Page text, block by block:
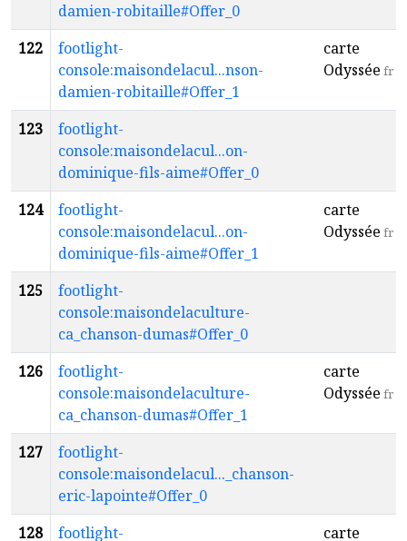
damien-robitaille#Offer_0
122
footlight-
console:maisondelacul...nson-
damien-robitaille#Offer_1
carte
Odyssée fr
123
footlight-
console:maisondelacul...on-
dominique-fils-aime#Offer_0
124
footlight-
console:maisondelacul...on-
dominique-fils-aime#Offer_1
carte
Odyssée fr
125
footlight-
console:maisondelaculture-
ca_chanson-dumas#Offer_0
126
footlight-
console:maisondelaculture-
ca_chanson-dumas#Offer_1
carte
Odyssée fr
127
footlight-
console:maisondelacul..._chanson-
eric-lapointe#Offer_0
128
footlight- carte